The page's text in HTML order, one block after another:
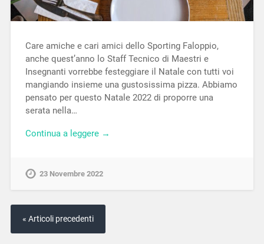
Care amiche e cari amici dello Sporting Faloppio,
anche quest’anno lo Staff Tecnico di Maestri e
Insegnanti vorrebbe festeggiare il Natale con tutti voi
mangiando insieme una gustosissima pizza. Abbiamo
pensato per questo Natale 2022 di proporre una
serata nella…
Continua a leggere →
23 Novembre 2022
« Articoli precedenti